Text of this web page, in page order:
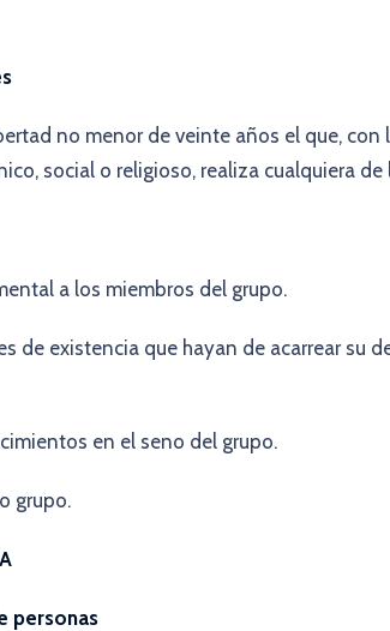
no menor de veinte años el que,
social o religioso, realiza cualquiera
a los miembros del grupo.
de existencia que hayan de acarrear su
en el seno del grupo.
grupo.
personas